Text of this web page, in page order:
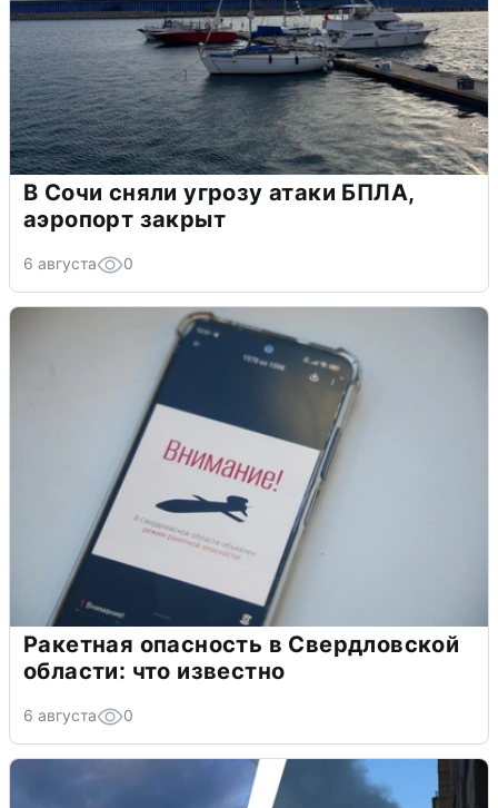
В Сочи сняли угрозу атаки БПЛА,
аэропорт закрыт
6 августа 0
Ракетная опасность в Свердловской
области: что известно
6 августа 0